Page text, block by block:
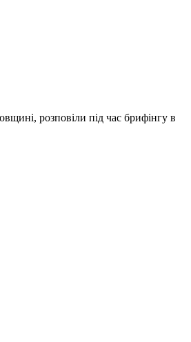
розповіли під час брифінгу в